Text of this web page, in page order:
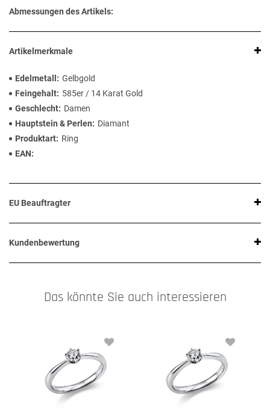
Abmessungen des Artikels:
Artikelmerkmale
Edelmetall
Gelbgold
Feingehalt
585er / 14 Karat Gold
Geschlecht
Damen
Hauptstein & Perlen
Diamant
Produktart
Ring
EAN
EU Beauftragter
Kundenbewertung
Das könnte Sie auch interessieren